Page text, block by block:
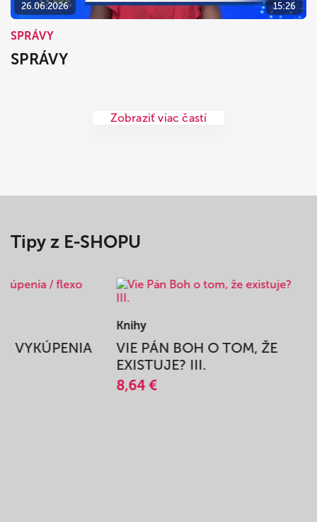
26.06.2026 15:26
SPRÁVY
SPRÁVY
Zobraziť viac častí
Tipy z E-SHOPU
VYKÚPENIA
Knihy
VIE PÁN BOH O TOM, ŽE
EXISTUJE? III.
8,64 €